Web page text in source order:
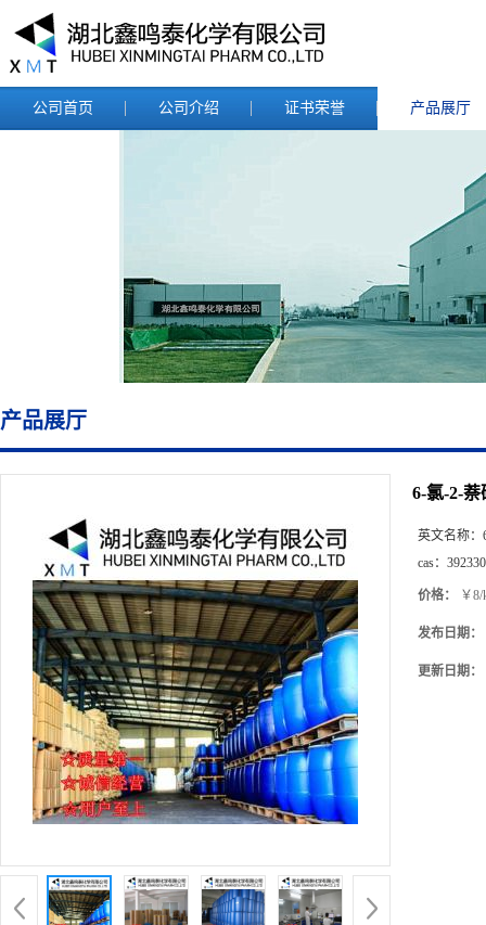
公司首页 公司介绍 证书荣誉 产品展厅
产品展厅
6-氯-2-萘
英文名称：
cas：
价格： ￥8/
发布日期：
更新日期：